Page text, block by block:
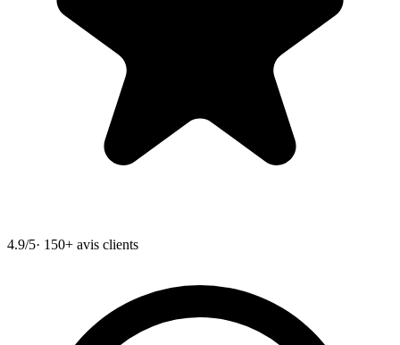
4.9/5· 150+ avis clients